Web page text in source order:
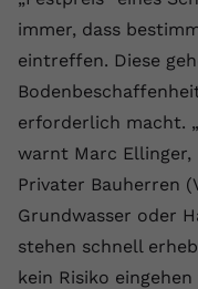
immer, dass
eintreffen. Diese
erforderlich macht.
warnt Marc Ellinger,
Privater Bauherren
Grundwasser oder
stehen schnell
kein Risiko
Laufzeit 1 Jahr
Zweck
Name
Zweck
Name _gcl
Anbieter
Laufzeit 90
Zweck
Wird
Cookie-
Externe Inhalte
Wir verwenden auf
um Ihnen
Name vuid
Anbieter
Cookie-